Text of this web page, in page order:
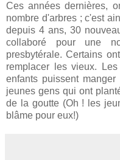
Ces années dernières,
nombre d'arbres ; c'est
depuis 4 ans, 30
collaboré pour une
presbytérale. Certains
remplacer les vieux.
enfants puissent
jeunes gens qui ont
de la goutte (Oh ! les
blâme pour eux!)